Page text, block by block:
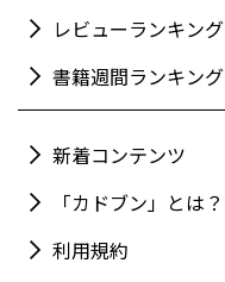
レビューランキング
書籍週間ランキング
新着コンテンツ
「カドブン」とは？
利用規約